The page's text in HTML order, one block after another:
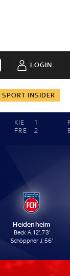
LOGIN
SPORT INSIDER
KIE
1
FRE
2
Heidenheim
Beck A. 12', 73'
Schöppner J. 56'